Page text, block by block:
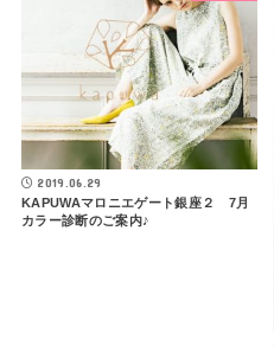
2019.06.29
KAPUWAマロニエゲート銀座２ 7月
カラー診断のご案内♪